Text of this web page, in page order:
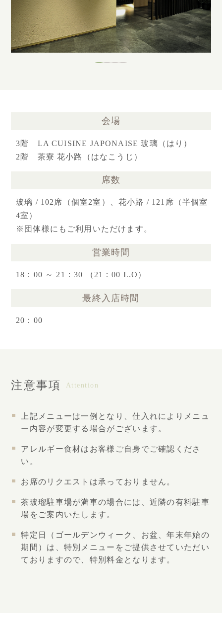
会場
3階 LA CUISINE JAPONAISE 玻璃（はり）
2階 茶寮 花小路（はなこうじ）
席数
玻璃 / 102席（個室2室）、花小路 / 121席（半個室
4室）
※団体様にもご利用いただけます。
営業時間
18：00 ～ 21：30 （21：00 L.O）
最終入店時間
20：00
注意事項 Attention
上記メニューは一例となり、仕入れによりメニュ
ー内容が変更する場合がございます。
アレルギー食材はお客様ご自身でご確認くださ
い。
お席のリクエストは承っておりません。
茶玻瑠駐車場が満車の場合には、近隣の有料駐車
場をご案内いたします。
特定日（ゴールデンウィーク、お盆、年末年始の
期間）は、特別メニューをご提供させていただい
ておりますので、特別料金となります。